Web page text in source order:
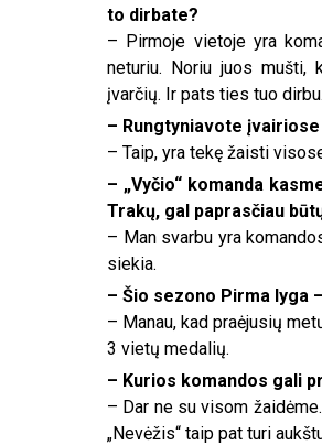
to dirbate?
– Pirmoje vietoje yra
neturiu. Noriu juos mušti,
įvarčių. Ir pats ties tuo
– Rungtyniavote
– Taip, yra tekę žaisti
– „Vyčio“ komanda
Trakų, gal paprasčiau
– Man svarbu yra
siekia.
– Šio sezono Pirma lyga
– Manau, kad praėjusių
3 vietų medalių.
– Kurios komandos gali
– Dar ne su visom žaidėme.
„Nevėžis“ taip pat turi